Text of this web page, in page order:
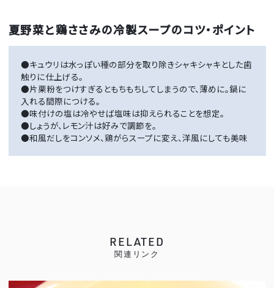
夏野菜と鶏ささみの冷製スープのコツ・ポイント
●キュウリは水っぽい種の部分を取り除きシャキシャキとした歯
触りに仕上げる。
●片栗粉をつけすぎるともちもちしてしまうので、薄めに。鍋に
入れる間際につける。
●味付けの塩は冷やせば塩味は抑えられることを想定。
●しょうが、レモン汁は好みで調節を。
●和風だしをコンソメ、鶏がらスープに変え、洋風にしても美味
RELATED
関連リンク